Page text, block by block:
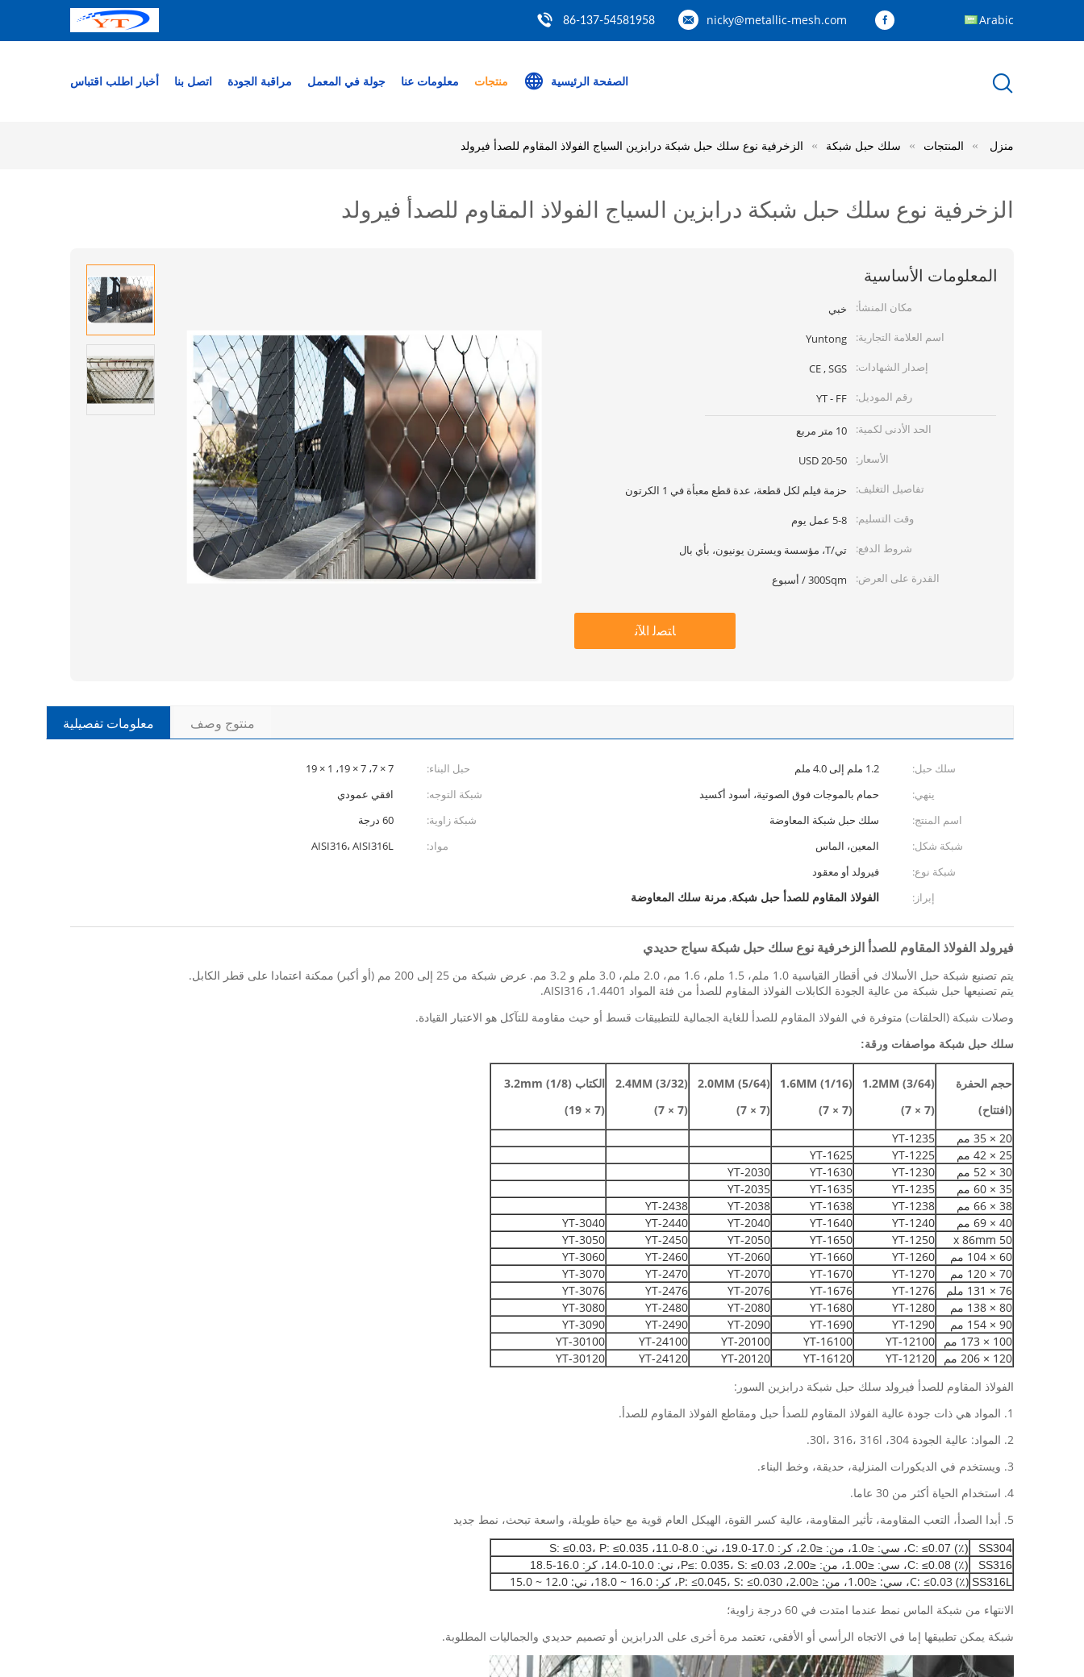
nicky@metallic-mesh.com
86-137-54581958 Arabic
الصفحة الرئيسية منتجات معلومات عنا جولة في المعمل مراقبة الجودة اتصل بنا أخبار اطلب اقتباس
منزل المنتجات سلك حبل شبكة الزخرفية نوع سلك حبل شبكة درابزين السياج الفولاذ المقاوم للصدأ فيرولد
الزخرفية نوع سلك حبل شبكة درابزين السياج الفولاذ المقاوم للصدأ فيرولد
المعلومات الأساسية
مكان المنشأ:
خبي
اسم العلامة التجارية:
Yuntong
إصدار الشهادات:
CE , SGS
رقم الموديل:
YT - FF
الحد الأدنى لكمية:
10 متر مربع
الأسعار:
20-50 USD
تفاصيل التغليف:
حزمة فيلم لكل قطعة، عدة قطع معبأة في 1 الكرتون
وقت التسليم:
5-8 عمل يوم
شروط الدفع:
تي/T، مؤسسة ويسترن يونيون، بأي بال
القدرة على العرض:
300Sqm / أسبوع
ﺎﺘﺼﻟ ﺍﻶﻧ
معلومات تفصيلية منتوج وصف
سلك حبل: 1.2 ملم إلى 4.0 ملم حبل البناء:
7 × 7، 7 × 19، 1 × 19
ينهي:
حمام بالموجات فوق الصوتية، أسود أكسيد شبكة التوجه:
افقي عمودي
اسم المنتج:
سلك حبل شبكة المعاوضة شبكة زاوية:
60 درجة
شبكة شكل:
المعين، الماس مواد:
AISI316، AISI316L
شبكة نوع:
فيرولد أو معقود
إبراز:
الفولاذ المقاوم للصدأ حبل شبكة, مرنة سلك المعاوضة
فيرولد الفولاذ المقاوم للصدأ الزخرفية نوع سلك حبل شبكة سياج حديدي
يتم تصنيع شبكة حبل الأسلاك في أقطار القياسية 1.0 ملم، 1.5 ملم، 1.6 مم، 2.0 ملم، 3.0 ملم و 3.2 مم. عرض شبكة من 25 إلى 200 مم (أو أكبر) ممكنة اعتمادا على قطر الكابل.
يتم تصنيعها حبل شبكة من عالية الجودة الكابلات الفولاذ المقاوم للصدأ من فئة المواد 1.4401، AISI316.
وصلات شبكة (الحلقات) متوفرة في الفولاذ المقاوم للصدأ للغاية الجمالية للتطبيقات قسط أو حيث مقاومة للتآكل هو الاعتبار القيادة.
سلك حبل شبكة مواصفات ورقة:
حجم الحفرة
(افتتاح)
1.2MM (3/64)
(7 × 7)
1.6MM (1/16)
(7 × 7)
2.0MM (5/64)
(7 × 7)
2.4MM (3/32)
(7 × 7)
الكتاب 3.2mm (1/8)
(7 × 19)
20 × 35 مم
YT-1235
25 × 42 مم
YT-1225
YT-1625
30 × 52 مم
YT-1230
YT-1630
YT-2030
35 × 60 مم
YT-1235
YT-1635
YT-2035
38 × 66 مم
YT-1238
YT-1638
YT-2038
YT-2438
40 × 69 مم
YT-1240
YT-1640
YT-2040
YT-2440
YT-3040
50 x 86mm
YT-1250
YT-1650
YT-2050
YT-2450
YT-3050
60 × 104 مم
YT-1260
YT-1660
YT-2060
YT-2460
YT-3060
70 × 120 مم
YT-1270
YT-1670
YT-2070
YT-2470
YT-3070
76 × 131 ملم
YT-1276
YT-1676
YT-2076
YT-2476
YT-3076
80 × 138 مم
YT-1280
YT-1680
YT-2080
YT-2480
YT-3080
90 × 154 مم
YT-1290
YT-1690
YT-2090
YT-2490
YT-3090
100 × 173 مم
YT-12100
YT-16100
YT-20100
YT-24100
YT-30100
120 × 206 مم
YT-12120
YT-16120
YT-20120
YT-24120
YT-30120
الفولاذ المقاوم للصدأ فيرولد سلك حبل شبكة درابزين السور:
1. المواد هي ذات جودة عالية الفولاذ المقاوم للصدأ حبل ومقاطع الفولاذ المقاوم للصدأ.
2. المواد: عالية الجودة 304، 30l، 316، 316l.
3. ويستخدم في الديكورات المنزلية، حديقة، وخط البناء.
4. استخدام الحياة أكثر من 30 عاما.
5. أبدا الصدأ، التعب المقاومة، تأثير المقاومة، عالية كسر القوة، الهيكل العام قوية مع حياة طويلة، واسعة تبحث، نمط جديد
SS304
(٪) C: ≤0.07، سي: ≤1.0، من: ≤2.0، كر: 17.0-19.0، ني: 8.0-11.0، S: ≤0.03، P: ≤0.035
SS316
(٪) C: ≤0.08، سي: ≤1.00، من: ≤2.00، P≤: 0.035، S: ≤0.03، ني: 10.0-14.0، كر: 16.0-18.5
SS316L (٪) C: ≤0.03، سي: ≤1.00، من: ≤2.00، P: ≤0.045، S: ≤0.030، كر: 16.0 ~ 18.0، ني: 12.0 ~ 15.0
الانتهاء من شبكة الماس نمط عندما امتدت في 60 درجة زاوية؛
شبكة يمكن تطبيقها إما في الاتجاه الرأسي أو الأفقي، تعتمد مرة أخرى على الدرابزين أو تصميم حديدي والجماليات المطلوبة.